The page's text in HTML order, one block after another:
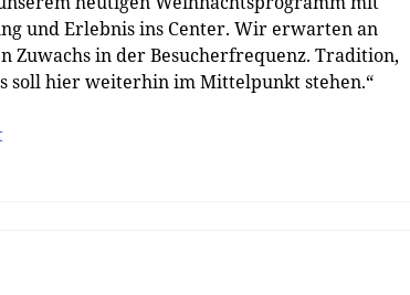
und Erlebnis ins Center. Wir erwarten an
Zuwachs in der Besucherfrequenz. Tradition,
soll hier weiterhin im Mittelpunkt stehen.“